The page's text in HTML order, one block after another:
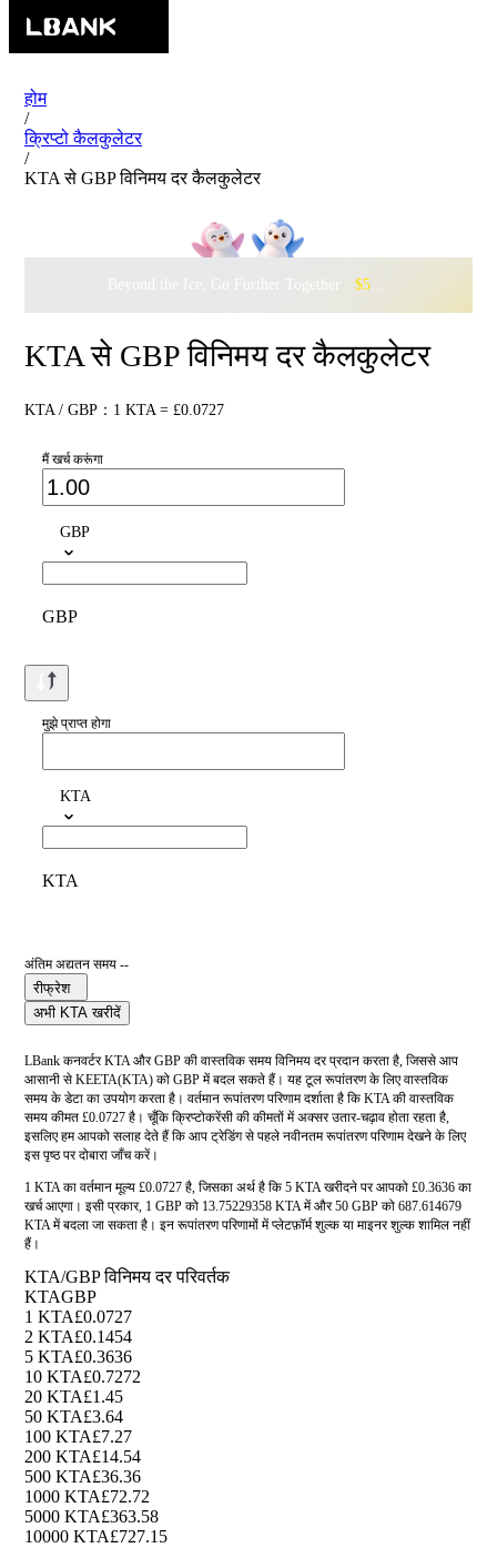
होम
/
क्रिप्टो कैलकुलेटर
/
KTA से GBP विनिमय दर कैलकुलेटर
Beyond the Ice, Go Further Together · $500,000
KTA से GBP विनिमय दर कैलकुलेटर
KTA / GBP：1 KTA = £0.0727
मैं खर्च करूंगा
GBP
GBP
मुझे प्राप्त होगा
KTA
KTA
अंतिम अद्यतन समय --
रीफ्रेश
अभी KTA खरीदें
LBank कनवर्टर KTA और GBP की वास्तविक समय विनिमय दर प्रदान करता है, जिससे आप
आसानी से KEETA(KTA) को GBP में बदल सकते हैं। यह टूल रूपांतरण के लिए वास्तविक
समय के डेटा का उपयोग करता है। वर्तमान रूपांतरण परिणाम दर्शाता है कि KTA की वास्तविक
समय कीमत £0.0727 है। चूँकि क्रिप्टोकरेंसी की कीमतों में अक्सर उतार-चढ़ाव होता रहता है,
इसलिए हम आपको सलाह देते हैं कि आप ट्रेडिंग से पहले नवीनतम रूपांतरण परिणाम देखने के लिए
इस पृष्ठ पर दोबारा जाँच करें।
1 KTA का वर्तमान मूल्य £0.0727 है, जिसका अर्थ है कि 5 KTA खरीदने पर आपको £0.3636 का
खर्च आएगा। इसी प्रकार, 1 GBP को 13.75229358 KTA में और 50 GBP को 687.614679
KTA में बदला जा सकता है। इन रूपांतरण परिणामों में प्लेटफ़ॉर्म शुल्क या माइनर शुल्क शामिल नहीं
हैं।
KTA/GBP विनिमय दर परिवर्तक
KTAGBP
1 KTA£0.0727
2 KTA£0.1454
5 KTA£0.3636
10 KTA£0.7272
20 KTA£1.45
50 KTA£3.64
100 KTA£7.27
200 KTA£14.54
500 KTA£36.36
1000 KTA£72.72
5000 KTA£363.58
10000 KTA£727.15